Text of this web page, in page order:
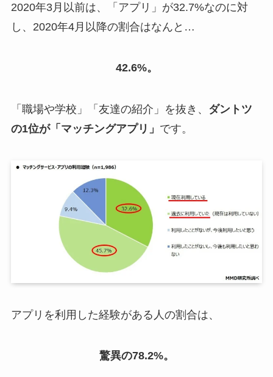
2020年3月以前は、「アプリ」が32.7%なのに対
し、2020年4月以降の割合はなんと…
42.6%。
「職場や学校」「友達の紹介」を抜き、 ダントツ
の1位が「マッチングアプリ」 です。
アプリを利用した経験がある人の割合は、
驚異の78.2%。